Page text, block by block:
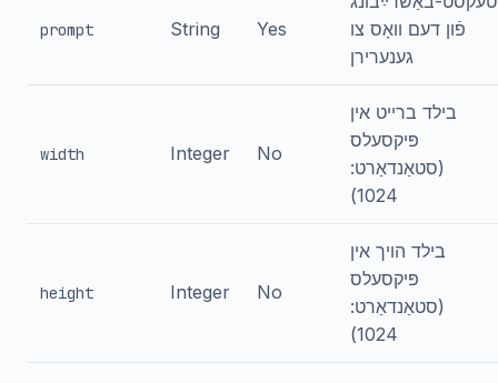
prompt String Yes
פֿון דעם וואָס צו
גענערירן
width Integer No
בילד ברייט אין
פּיקסעלס
(סטאַנדאַרט:
1024)
height Integer No
בילד הויך אין
פּיקסעלס
(סטאַנדאַרט:
1024)